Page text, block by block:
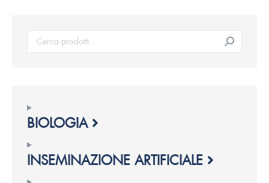
BIOLOGIA
INSEMINAZIONE ARTIFICIALE